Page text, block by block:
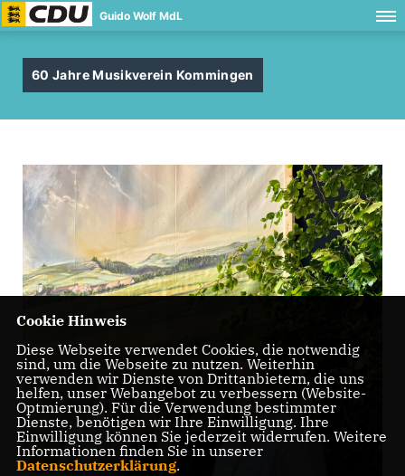
Guido Wolf MdL
60 Jahre Musikverein Kommingen
Cookie Hinweis
Diese Webseite verwendet Cookies, die notwendig
sind, um die Webseite zu nutzen. Weiterhin
verwenden wir Dienste von Drittanbietern, die uns
helfen, unser Webangebot zu verbessern (Website-
Optmierung). Für die Verwendung bestimmter
Dienste, benötigen wir Ihre Einwilligung. Ihre
Einwilligung können Sie jederzeit widerrufen. Weitere
Informationen finden Sie in unserer
Datenschutzerklärung.